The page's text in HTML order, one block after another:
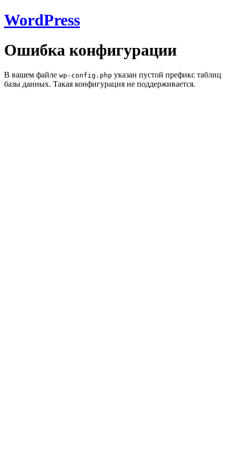
WordPress
Ошибка конфигурации
В вашем файле wp-config.php указан пустой префикс таблиц
базы данных. Такая конфигурация не поддерживается.